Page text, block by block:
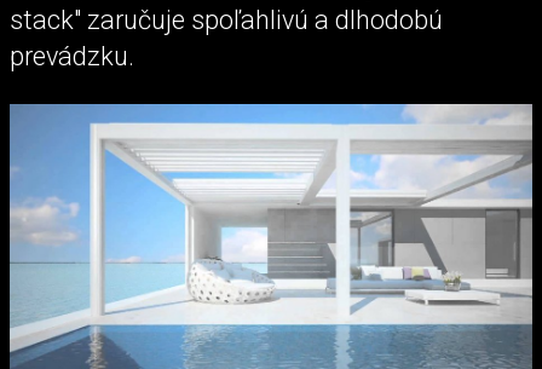
stack" zaručuje spoľahlivú a dlhodobú
prevádzku.